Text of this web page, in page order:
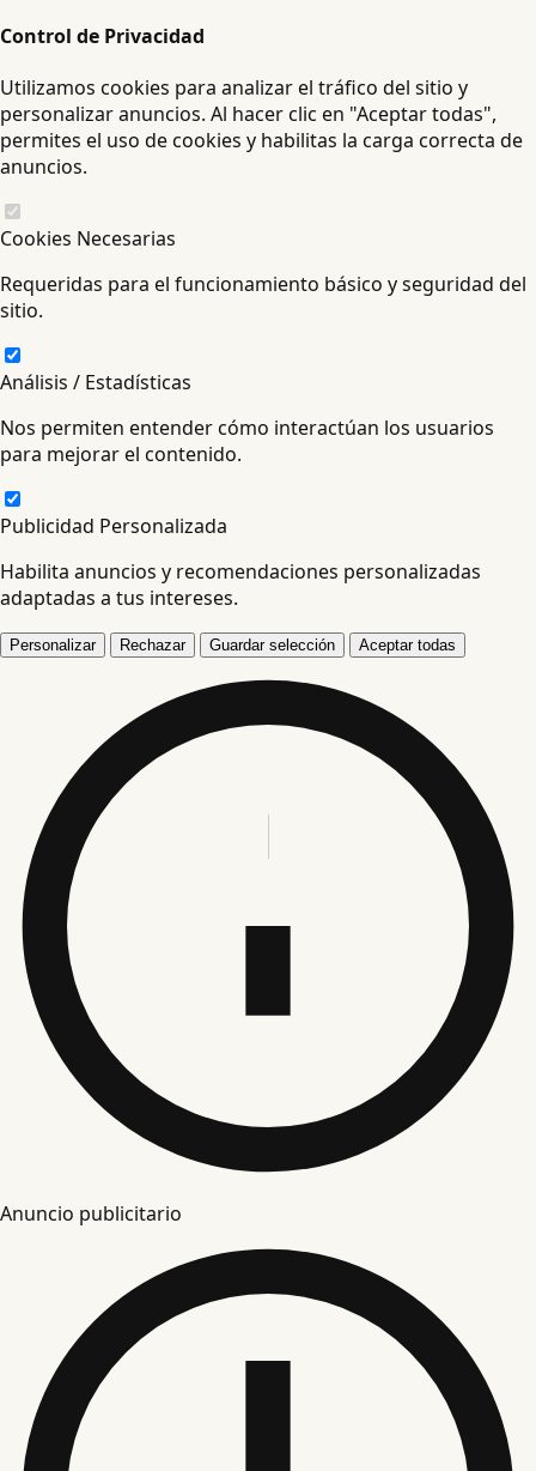
Control de Privacidad
Utilizamos cookies para analizar el tráfico del sitio y
personalizar anuncios. Al hacer clic en "Aceptar todas",
permites el uso de cookies y habilitas la carga correcta de
anuncios.
Cookies Necesarias
Requeridas para el funcionamiento básico y seguridad del
sitio.
Análisis / Estadísticas
Nos permiten entender cómo interactúan los usuarios
para mejorar el contenido.
Publicidad Personalizada
Habilita anuncios y recomendaciones personalizadas
adaptadas a tus intereses.
Personalizar Rechazar Guardar selección Aceptar todas
Anuncio publicitario